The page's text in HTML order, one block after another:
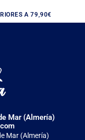
A 79,90€
Mar (Almería)
Mar (Almería)